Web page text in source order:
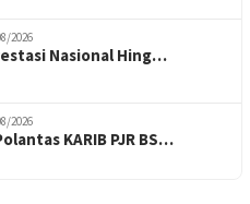
2026
Nasional Hing…
2026
KARIB PJR BS…